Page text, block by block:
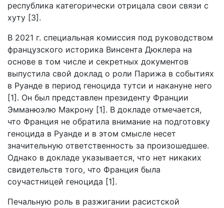
республика категорически отрицала свои связи с
хуту [3].
В 2021 г. специальная комиссия под руководством
французского историка Винсента Дюклера на
основе в том числе и секретных документов
выпустила свой доклад о роли Парижа в событиях
в Руанде в период геноцида тутси и накануне него
[1]. Он был представлен президенту Франции
Эмманюэлю Макрону [1]. В докладе отмечается,
что Франция не обратила внимание на подготовку
геноцида в Руанде и в этом смысле несет
значительную ответственность за произошедшее.
Однако в докладе указывается, что нет никаких
свидетельств того, что Франция была
соучастницей геноцида [1].
Печальную роль в разжигании расистской